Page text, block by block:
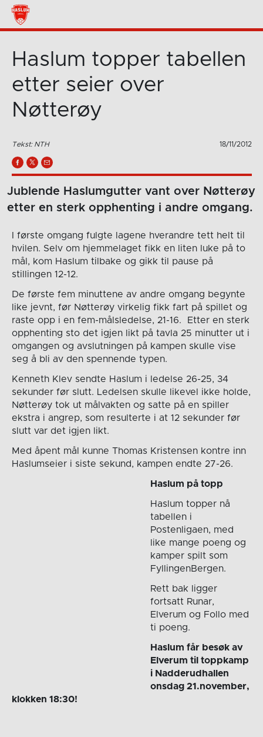
Haslum topper tabellen
etter seier over
Nøtterøy
Tekst: NTH 18/11/2012
Jublende Haslumgutter vant over Nøtterøy
etter en sterk opphenting i andre omgang.
I første omgang fulgte lagene hverandre tett helt til
hvilen. Selv om hjemmelaget fikk en liten luke på to
mål, kom Haslum tilbake og gikk til pause på
stillingen 12-12.
De første fem minuttene av andre omgang begynte
like jevnt, før Nøtterøy virkelig fikk fart på spillet og
raste opp i en fem-målsledelse, 21-16. Etter en sterk
opphenting sto det igjen likt på tavla 25 minutter ut i
omgangen og avslutningen på kampen skulle vise
seg å bli av den spennende typen.
Kenneth Klev sendte Haslum i ledelse 26-25, 34
sekunder før slutt. Ledelsen skulle likevel ikke holde,
Nøtterøy tok ut målvakten og satte på en spiller
ekstra i angrep, som resulterte i at 12 sekunder før
slutt var det igjen likt.
Med åpent mål kunne Thomas Kristensen kontre inn
Haslumseier i siste sekund, kampen endte 27-26.
Haslum på topp
Haslum topper nå
tabellen i
Postenligaen, med
like mange poeng og
kamper spilt som
FyllingenBergen.
Rett bak ligger
fortsatt Runar,
Elverum og Follo med
ti poeng.
Haslum får besøk av
Elverum til toppkamp
i Nadderudhallen
onsdag 21.november,
klokken 18:30!